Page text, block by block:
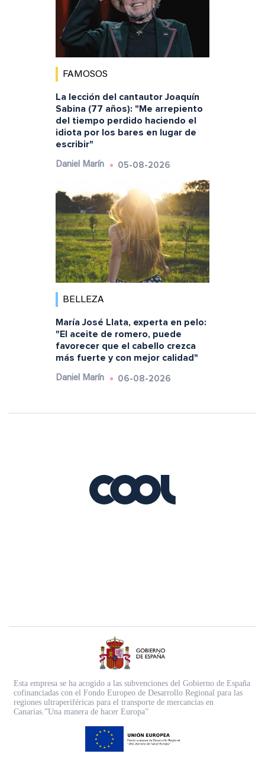
FAMOSOS
La lección del cantautor Joaquín
Sabina (77 años): "Me arrepiento
del tiempo perdido haciendo el
idiota por los bares en lugar de
escribir"
Daniel Marín 05-08-2026
BELLEZA
María José Llata, experta en pelo:
"El aceite de romero, puede
favorecer que el cabello crezca
más fuerte y con mejor calidad"
Daniel Marín 06-08-2026
Esta empresa se ha acogido a las subvenciones del Gobierno de España
cofinanciadas con el Fondo Europeo de Desarrollo Regional para las
regiones ultraperiféricas para el transporte de mercancías en
Canarias.”Una manera de hacer Europa”